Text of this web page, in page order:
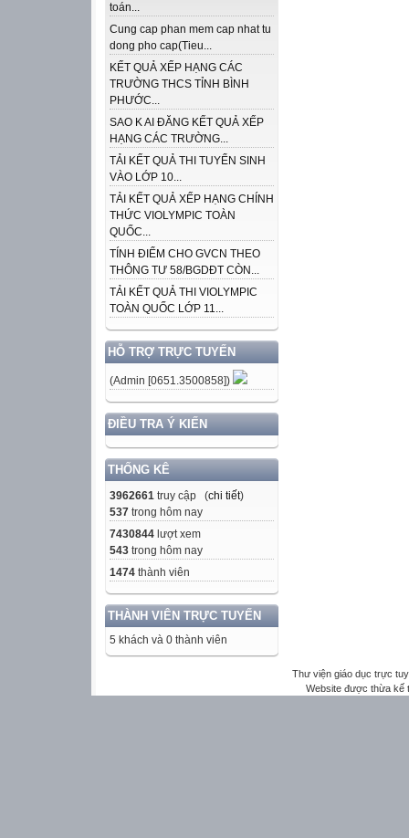
toán...
Cung cap phan mem cap nhat tu
dong pho cap(Tieu...
KẾT QUẢ XẾP HẠNG CÁC
TRƯỜNG THCS TỈNH BÌNH
PHƯỚC...
SAO K AI ĐĂNG KẾT QUẢ XẾP
HẠNG CÁC TRƯỜNG...
TẢI KẾT QUẢ THI TUYỂN SINH
VÀO LỚP 10...
TẢI KẾT QUẢ XẾP HẠNG CHÍNH
THỨC VIOLYMPIC TOÀN
QUỐC...
TÍNH ĐIỂM CHO GVCN THEO
THÔNG TƯ 58/BGDĐT CÒN...
TẢI KẾT QUẢ THI VIOLYMPIC
TOÀN QUỐC LỚP 11...
HỖ TRỢ TRỰC TUYẾN
(Admin [0651.3500858])
ĐIỀU TRA Ý KIẾN
THỐNG KÊ
3962661 truy cập (chi tiết)
537 trong hôm nay
7430844 lượt xem
543 trong hôm nay
1474 thành viên
THÀNH VIÊN TRỰC TUYẾN
5 khách và 0 thành viên
Thư viện giáo dục trực
Website được thừa kế